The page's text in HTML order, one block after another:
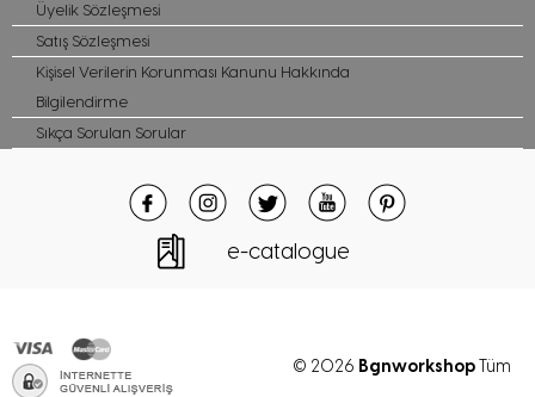
Üyelik Sözleşmesi
Satış Sözleşmesi
Kişisel Verilerin Korunması Kanunu Hakkında
Bilgilendirme
Sıkça Sorulan Sorular
e-catalogue
© 2026 BgnworkshopTüm